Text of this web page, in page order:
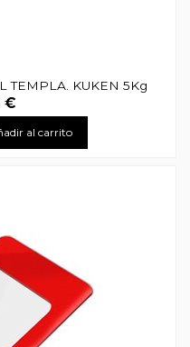
TEMPLA. KUKEN 5Kg
€
al carrito